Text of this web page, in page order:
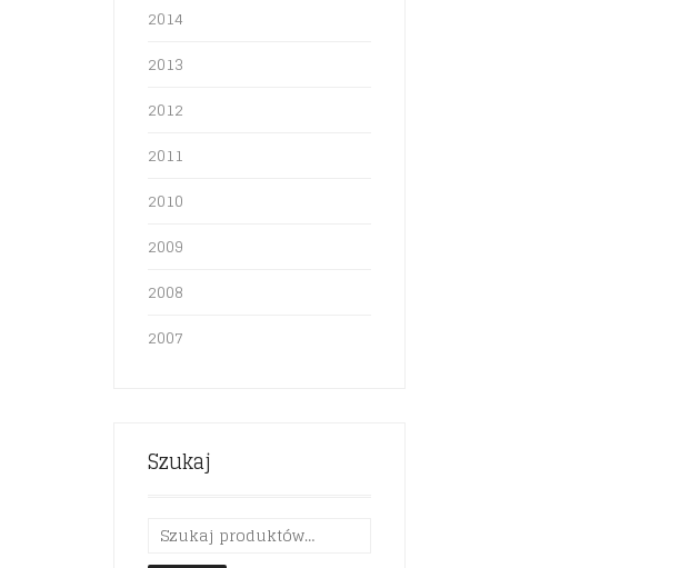
2014
2013
2012
2011
2010
2009
2008
2007
Szukaj